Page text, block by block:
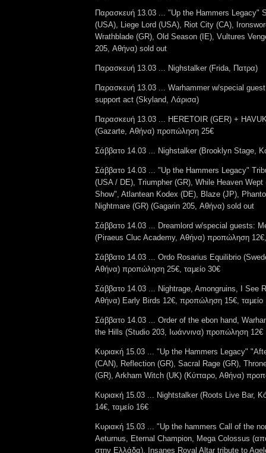
Παρασκευή 13.03 ... "Up the Hammers Legacy"
(USA), Liege Lord (USA), Riot City (CA),
Wrathblade (GR), Old Season (IE), Vultures
205, Αθήνα) sold out
Παρασκευή 13.03 ... Nighstalker (Frida, Πατρα)
Παρασκευή 13.03 ... Warhammer w/special
support act (Skyland, Λάρισα)
Παρασκευή 13.03 ... HERETOIR (GER) +
(Gazarte, Αθήνα) προπώληση 25€
Σάββατο 14.03 ... Nighstalker (Brooklyn Stage,
Σάββατο 14.03 ... "Up the Hammers Legacy"
(USA / DE), Triumpher (GR), While Heaven
Show", Atlantean Kodex (DE), Blaze (JP),
Nightmare (GR) (Gagarin 205, Αθήνα) sold out
Σάββατο 14.03 ... Dreamlord w/special guests:
(Piraeus Cluc Academy, Αθήνα) προπώληση 12€,
Σάββατο 14.03 ... Ordo Rosarius Equilibrio
Αθήνα) προπώληση 25€, ταμείο 30€
Σάββατο 14.03 ... Nightrage, Amongruins, I See
Αθήνα) Early Birds 12€, προπώληση 15€, ταμείο
Σάββατο 14.03 ... Order of the ebon hand,
the Hills (Studio 203, Ιωάννινα) προπώληση 12€
Κυριακή 15.03 ... "Up the Hammers Legacy"
(CAN), Reflection (GR), Sacral Rage (GR),
(GR), Arkham Witch (UK) (Κύτταρο, Αθήνα)
Κυριακή 15.03 ... Nightstalker (Roots Live Bar,
14€, ταμείο 16€
Κυριακή 15.03 ... "Up the hammers Call of the
Aeturnus, Eternal Champion, Mega Colossus
στην Ελλάδα), Insanes Royal Altar tribute to